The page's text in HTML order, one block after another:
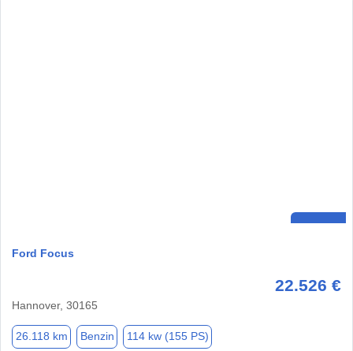
Ford Focus
22.526 €
Hannover, 30165
26.118 km Benzin 114 kw (155 PS)